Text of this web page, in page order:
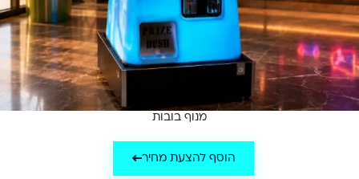
מנוף בובות
הוסף להצעת מחיר